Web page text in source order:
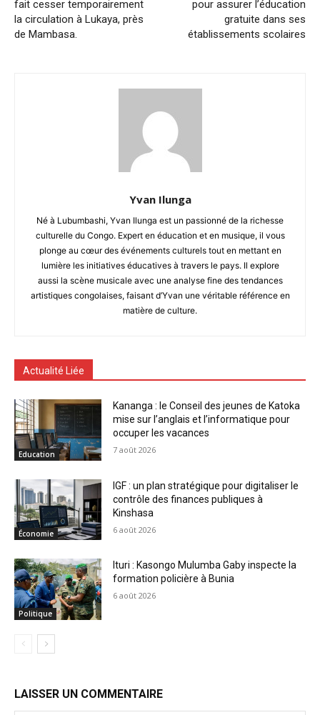
fait cesser temporairement
la circulation à Lukaya, près
de Mambasa.
pour assurer l’éducation
gratuite dans ses
établissements scolaires
Yvan Ilunga
Né à Lubumbashi, Yvan Ilunga est un passionné de la richesse
culturelle du Congo. Expert en éducation et en musique, il vous
plonge au cœur des événements culturels tout en mettant en
lumière les initiatives éducatives à travers le pays. Il explore
aussi la scène musicale avec une analyse fine des tendances
artistiques congolaises, faisant d’Yvan une véritable référence en
matière de culture.
Actualité Liée
Education
Kananga : le Conseil des jeunes de Katoka
mise sur l’anglais et l’informatique pour
occuper les vacances
7 août 2026
Économie
IGF : un plan stratégique pour digitaliser le
contrôle des finances publiques à
Kinshasa
6 août 2026
Politique
Ituri : Kasongo Mulumba Gaby inspecte la
formation policière à Bunia
6 août 2026
LAISSER UN COMMENTAIRE